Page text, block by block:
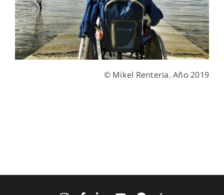
© Mikel Renteria. Año 2019